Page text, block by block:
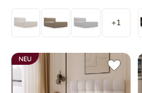
+1
NEU